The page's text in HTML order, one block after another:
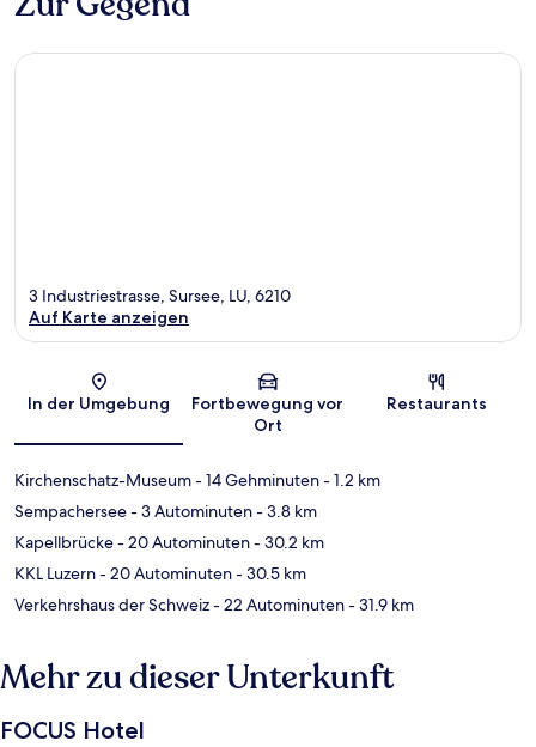
Karte
3 Industriestrasse, Sursee, LU, 6210
Auf Karte anzeigen
In der Umgebung
Fortbewegung vor
Ort
Restaurants
Kirchenschatz-Museum- 14 Gehminuten- 1.2 km
Sempachersee- 3 Autominuten- 3.8 km
Kapellbrücke- 20 Autominuten- 30.2 km
KKL Luzern- 20 Autominuten- 30.5 km
Verkehrshaus der Schweiz- 22 Autominuten- 31.9 km
Mehr zu dieser Unterkunft
FOCUS Hotel